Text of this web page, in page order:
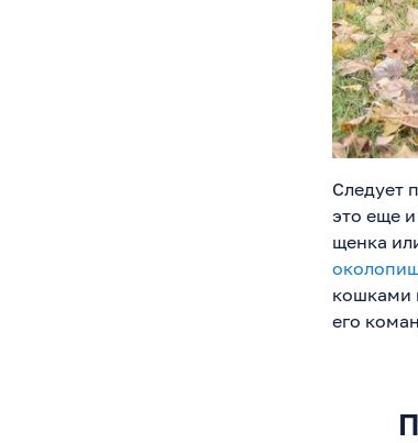
Следует
это еще
щенка
кошками
его